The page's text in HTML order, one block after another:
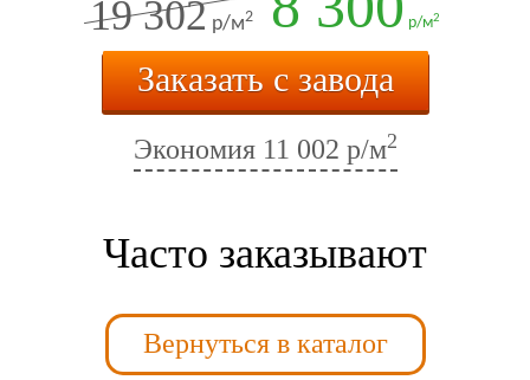
19 302 р/м2 р/м2
Заказать с завода
Экономия 11 002 р/м2
Часто заказывают
Вернуться в каталог